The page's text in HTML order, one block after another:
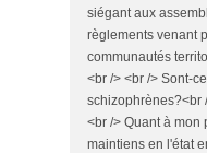
siégant aux
règlements venant
communautés
<br /> <br /> Sont-
schizophrènes?<br
<br /> Quant à mon
maintiens en l'état